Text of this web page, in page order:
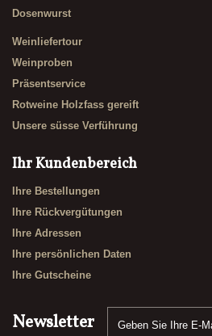
Dosenwurst
Weinliefertour
Weinproben
Präsentservice
Rotweine Holzfass gereift
Unsere süsse Verführung
Ihr Kundenbereich
Ihre Bestellungen
Ihre Rückvergütungen
Ihre Adressen
Ihre persönlichen Daten
Ihre Gutscheine
Newsletter